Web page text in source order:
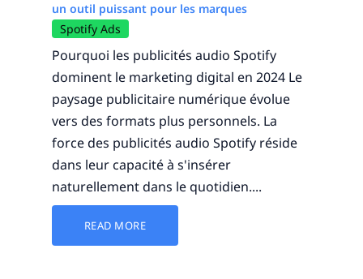
un outil puissant pour les marques
Spotify Ads
Pourquoi les publicités audio Spotify
dominent le marketing digital en 2024 Le
paysage publicitaire numérique évolue
vers des formats plus personnels. La
force des publicités audio Spotify réside
dans leur capacité à s'insérer
naturellement dans le quotidien....
READ MORE